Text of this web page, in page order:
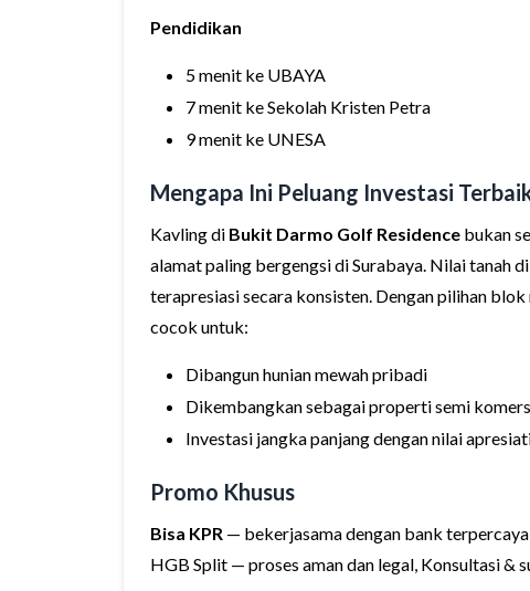
Pendidikan
5 menit ke UBAYA
7 menit ke Sekolah Kristen Petra
9 menit ke UNESA
Mengapa Ini Peluang Investasi
Kavling di Bukit Darmo Golf Residence bukan
alamat paling bergengsi di Surabaya. Nilai tanah
terapresiasi secara konsisten. Dengan pilihan
cocok untuk:
Dibangun hunian mewah pribadi
Dikembangkan sebagai properti semi
Investasi jangka panjang dengan nilai
Promo Khusus
Bisa KPR — bekerjasama dengan bank
HGB Split — proses aman dan legal, Konsultasi &